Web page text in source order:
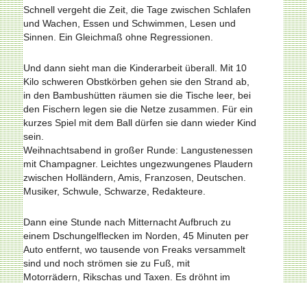
Schnell vergeht die Zeit, die Tage zwischen Schlafen
und Wachen, Essen und Schwimmen, Lesen und
Sinnen. Ein Gleichmaß ohne Regressionen.
Und dann sieht man die Kinderarbeit überall. Mit 10
Kilo schweren Obstkörben gehen sie den Strand ab,
in den Bambushütten räumen sie die Tische leer, bei
den Fischern legen sie die Netze zusammen. Für ein
kurzes Spiel mit dem Ball dürfen sie dann wieder Kind
sein.
Weihnachtsabend in großer Runde: Langustenessen
mit Champagner. Leichtes ungezwungenes Plaudern
zwischen Holländern, Amis, Franzosen, Deutschen.
Musiker, Schwule, Schwarze, Redakteure.
Dann eine Stunde nach Mitternacht Aufbruch zu
einem Dschungelflecken im Norden, 45 Minuten per
Auto entfernt, wo tausende von Freaks versammelt
sind und noch strömen sie zu Fuß, mit
Motorrädern, Rikschas und Taxen. Es dröhnt im